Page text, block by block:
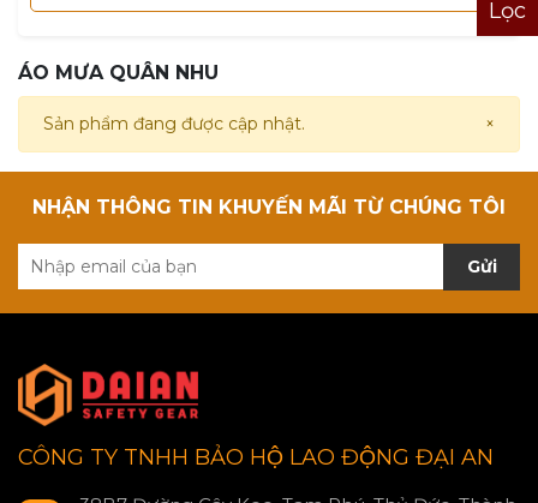
ÁO MƯA QUÂN NHU
×
Sản phẩm đang được cập nhật.
Lọc
NHẬN THÔNG TIN KHUYẾN MÃI TỪ CHÚNG TÔI
Gửi
CÔNG TY TNHH BẢO HỘ LAO ĐỘNG ĐẠI AN